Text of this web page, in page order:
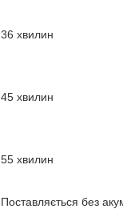
36 хвилин
45 хвилин
55 хвилин
Поставляється без